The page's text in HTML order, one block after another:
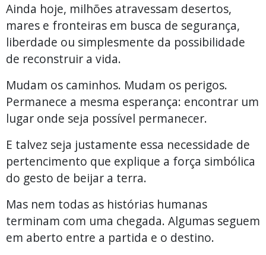
Ainda hoje, milhões atravessam desertos,
mares e fronteiras em busca de segurança,
liberdade ou simplesmente da possibilidade
de reconstruir a vida.
Mudam os caminhos. Mudam os perigos.
Permanece a mesma esperança: encontrar um
lugar onde seja possível permanecer.
E talvez seja justamente essa necessidade de
pertencimento que explique a força simbólica
do gesto de beijar a terra.
Mas nem todas as histórias humanas
terminam com uma chegada. Algumas seguem
em aberto entre a partida e o destino.